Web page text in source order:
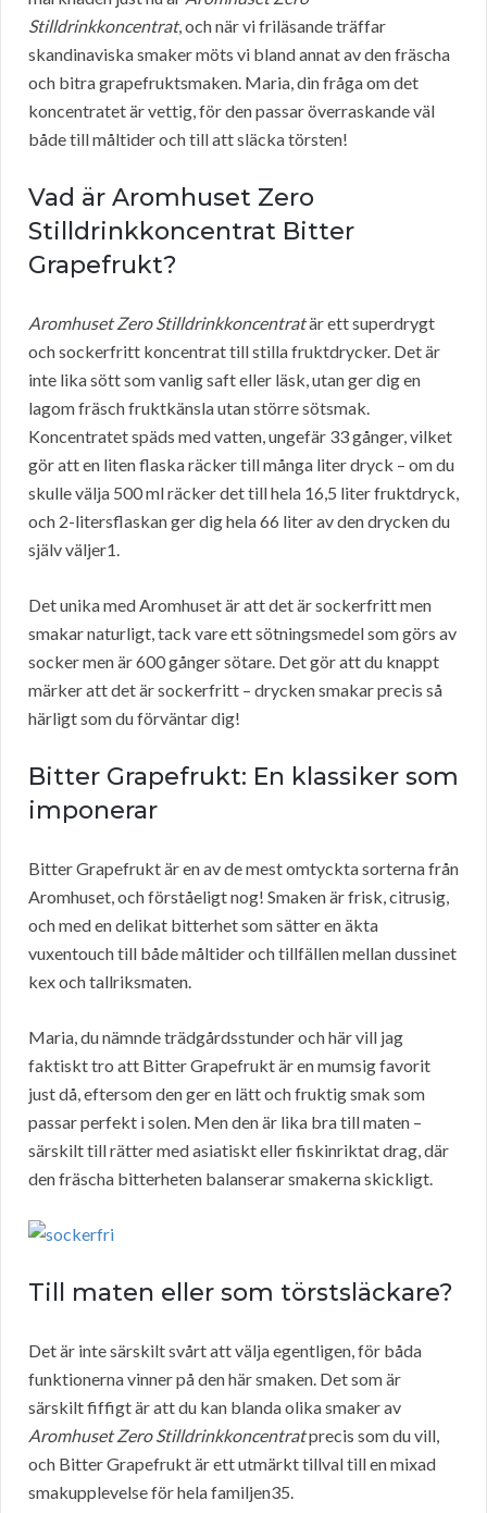
Stilldrinkkoncentrat, och när vi friläsande träffar
skandinaviska smaker möts vi bland annat av den fräscha
och bitra grapefruktsmaken. Maria, din fråga om det
koncentratet är vettig, för den passar överraskande väl
både till måltider och till att släcka törsten!
Vad är Aromhuset Zero
Stilldrinkkoncentrat Bitter
Grapefrukt?
Aromhuset Zero Stilldrinkkoncentratär ett superdrygt
och sockerfritt koncentrat till stilla fruktdrycker. Det är
inte lika sött som vanlig saft eller läsk, utan ger dig en
lagom fräsch fruktkänsla utan större sötsmak.
Koncentratet späds med vatten, ungefär 33 gånger, vilket
gör att en liten flaska räcker till många liter dryck – om du
skulle välja 500 ml räcker det till hela 16,5 liter fruktdryck,
och 2-litersflaskan ger dig hela 66 liter av den drycken du
själv väljer1.
Det unika med Aromhuset är att det är sockerfritt men
smakar naturligt, tack vare ett sötningsmedel som görs av
socker men är 600 gånger sötare. Det gör att du knappt
märker att det är sockerfritt – drycken smakar precis så
härligt som du förväntar dig!
Bitter Grapefrukt: En klassiker som
imponerar
Bitter Grapefrukt är en av de mest omtyckta sorterna från
Aromhuset, och förståeligt nog! Smaken är frisk, citrusig,
och med en delikat bitterhet som sätter en äkta
vuxentouch till både måltider och tillfällen mellan dussinet
kex och tallriksmaten.
Maria, du nämnde trädgårdsstunder och här vill jag
faktiskt tro att Bitter Grapefrukt är en mumsig favorit
just då, eftersom den ger en lätt och fruktig smak som
passar perfekt i solen. Men den är lika bra till maten –
särskilt till rätter med asiatiskt eller fiskinriktat drag, där
den fräscha bitterheten balanserar smakerna skickligt.
Till maten eller som törstsläckare?
Det är inte särskilt svårt att välja egentligen, för båda
funktionerna vinner på den här smaken. Det som är
särskilt fiffigt är att du kan blanda olika smaker av
Aromhuset Zero Stilldrinkkoncentratprecis som du vill,
och Bitter Grapefrukt är ett utmärkt tillval till en mixad
smakupplevelse för hela familjen35.